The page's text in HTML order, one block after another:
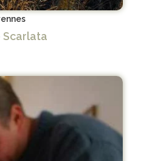
Scarlata